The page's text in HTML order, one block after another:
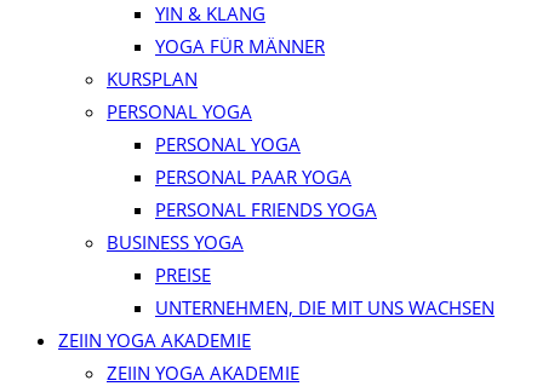
YIN & KLANG
YOGA FÜR MÄNNER
KURSPLAN
PERSONAL YOGA
PERSONAL YOGA
PERSONAL PAAR YOGA
PERSONAL FRIENDS YOGA
BUSINESS YOGA
PREISE
UNTERNEHMEN, DIE MIT UNS WACHSEN
ZEIIN YOGA AKADEMIE
ZEIIN YOGA AKADEMIE